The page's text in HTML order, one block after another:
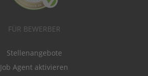
FÜR BEWERBER
Stellenangebote
Job Agent aktivieren